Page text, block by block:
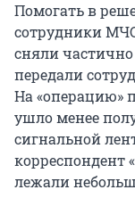
Помогать в
сотрудники
сняли
передали
На «операцию»
ушло менее
сигнальной
корреспондент
лежали